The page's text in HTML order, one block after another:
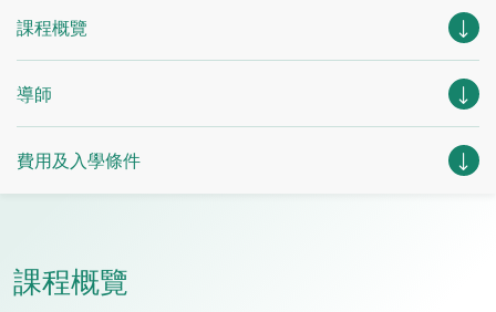
課程概覽
導師
費用及入學條件
課程概覽